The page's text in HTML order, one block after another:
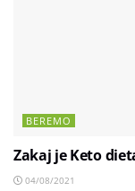
BEREMO
Zakaj je Keto
04/08/2021